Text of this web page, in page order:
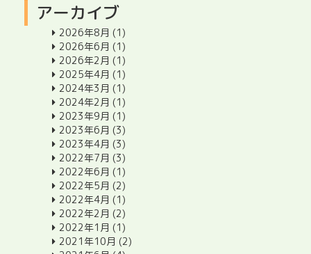
アーカイブ
2026年8月 (1)
2026年6月 (1)
2026年2月 (1)
2025年4月 (1)
2024年3月 (1)
2024年2月 (1)
2023年9月 (1)
2023年6月 (3)
2023年4月 (3)
2022年7月 (3)
2022年6月 (1)
2022年5月 (2)
2022年4月 (1)
2022年2月 (2)
2022年1月 (1)
2021年10月 (2)